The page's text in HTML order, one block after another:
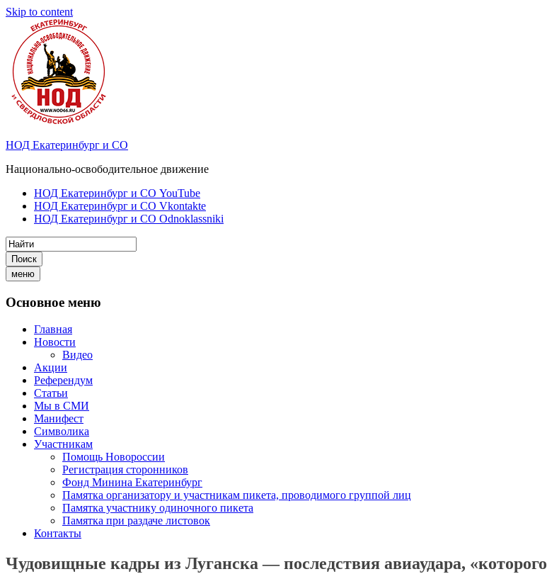
Skip to content
НОД Екатеринбург и СО
Национально-освободительное движение
НОД Екатеринбург и СО YouTube
НОД Екатеринбург и СО Vkontakte
НОД Екатеринбург и СО Odnoklassniki
Поиск
меню
Основное меню
Главная
Новости
Видео
Акции
Референдум
Статьи
Мы в СМИ
Манифест
Символика
Участникам
Помощь Новороссии
Регистрация сторонников
Фонд Минина Екатеринбург
Памятка организатору и участникам пикета, проводимого группой лиц
Памятка участнику одиночного пикета
Памятка при раздаче листовок
Контакты
Чудовищные кадры из Луганска — последствия авиаудара,